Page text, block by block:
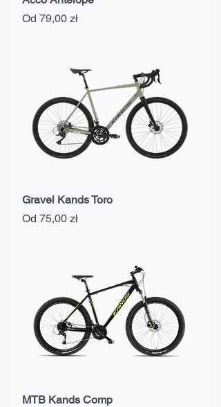
Od 79,00 zł
Cena rabatowa
Gravel Kands Toro
Od 75,00 zł
Cena rabatowa
MTB Kands Comp